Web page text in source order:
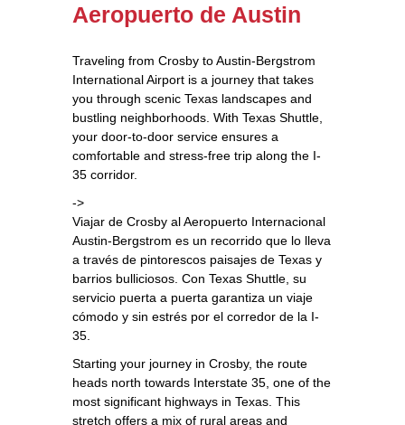
Aeropuerto de Austin
Traveling from Crosby to Austin-Bergstrom
International Airport is a journey that takes
you through scenic Texas landscapes and
bustling neighborhoods. With Texas Shuttle,
your door-to-door service ensures a
comfortable and stress-free trip along the I-
35 corridor.
->
Viajar de Crosby al Aeropuerto Internacional
Austin-Bergstrom es un recorrido que lo lleva
a través de pintorescos paisajes de Texas y
barrios bulliciosos. Con Texas Shuttle, su
servicio puerta a puerta garantiza un viaje
cómodo y sin estrés por el corredor de la I-
35.
Starting your journey in Crosby, the route
heads north towards Interstate 35, one of the
most significant highways in Texas. This
stretch offers a mix of rural areas and